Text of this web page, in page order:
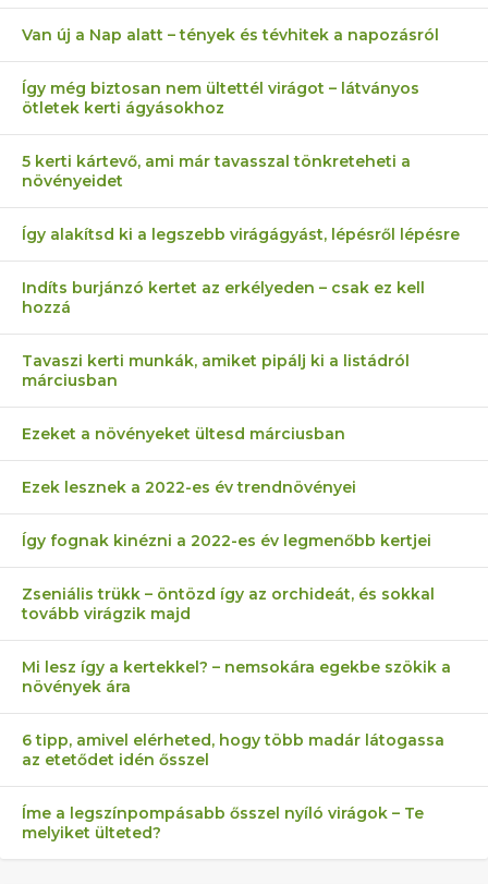
Van új a Nap alatt – tények és tévhitek a napozásról
Így még biztosan nem ültettél virágot – látványos
ötletek kerti ágyásokhoz
5 kerti kártevő, ami már tavasszal tönkreteheti a
növényeidet
Így alakítsd ki a legszebb virágágyást, lépésről lépésre
Indíts burjánzó kertet az erkélyeden – csak ez kell
hozzá
Tavaszi kerti munkák, amiket pipálj ki a listádról
márciusban
Ezeket a növényeket ültesd márciusban
Ezek lesznek a 2022-es év trendnövényei
Így fognak kinézni a 2022-es év legmenőbb kertjei
Zseniális trükk – öntözd így az orchideát, és sokkal
tovább virágzik majd
Mi lesz így a kertekkel? – nemsokára egekbe szökik a
növények ára
6 tipp, amivel elérheted, hogy több madár látogassa
az etetődet idén ősszel
Íme a legszínpompásabb ősszel nyíló virágok – Te
melyiket ülteted?